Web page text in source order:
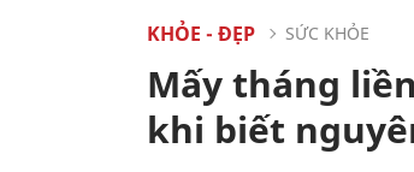
KHỎE - ĐẸP SỨC KHỎE
Mấy tháng
khi biết